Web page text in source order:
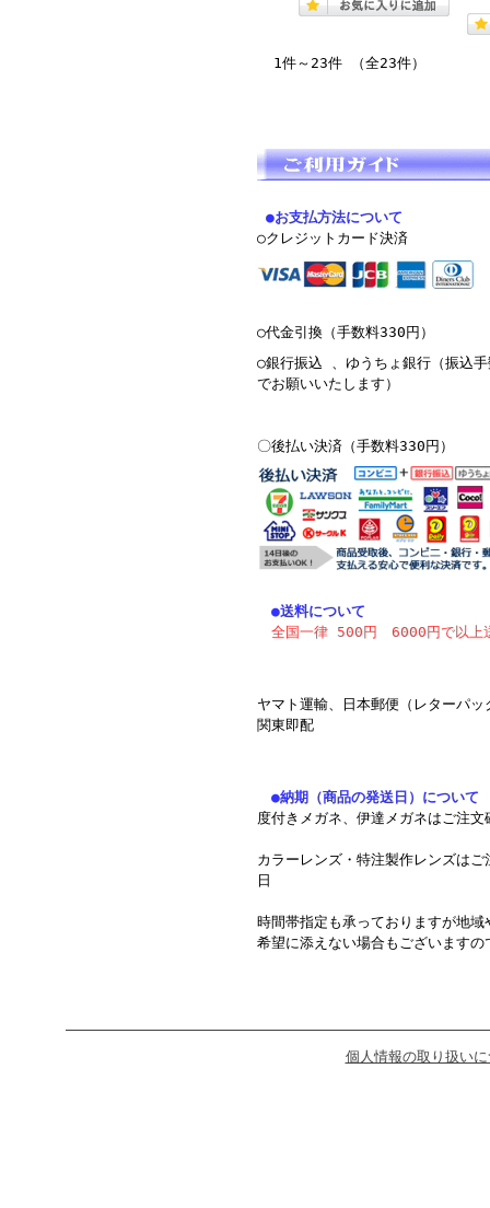
1件～23件 （全23件）
●お支払方法について
○クレジットカード決済
○代金引換（手数料330円）
○銀行振込 、ゆうちょ銀行（振込
でお願いいたします）
〇後払い決済（手数料330円）
●送料について
全国一律 500円
6000円で以上
ヤマト運輸、日本郵便（レターパ
関東即配
●納期（商品の発送日）について
度付きメガネ、伊達メガネはご注
カラーレンズ・特注製作レンズは
日
時間帯指定も承っておりますが地域
希望に添えない場合もございますの
個人情報の取り扱い